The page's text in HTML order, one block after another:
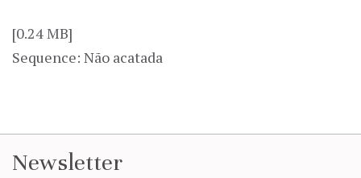
[0.24 MB]
Sequence: Não acatada
Newsletter